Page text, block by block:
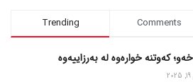
Trending Comments
کەوتنە خوارەوە لە بەرزاییەوە